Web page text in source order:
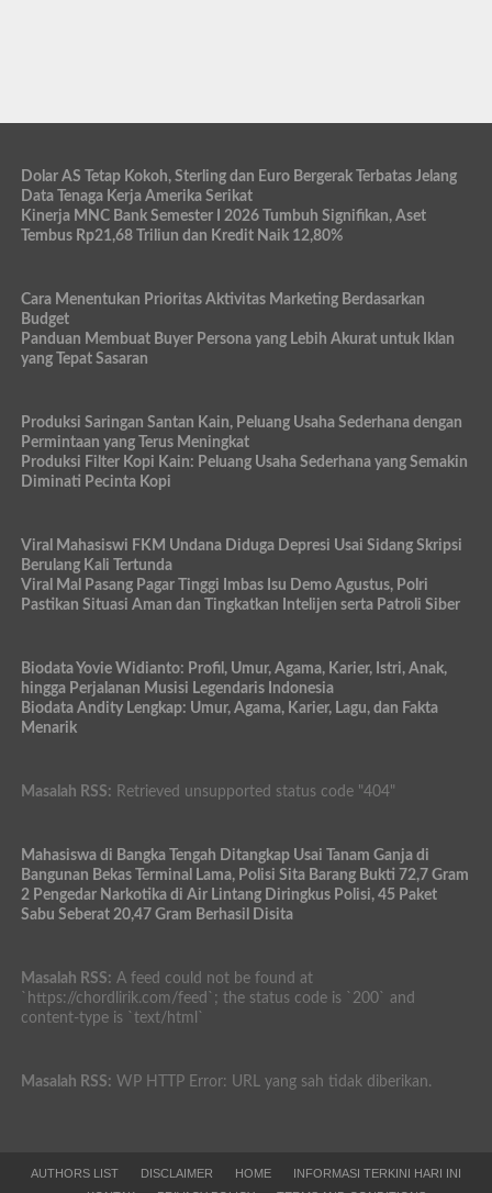
Dolar AS Tetap Kokoh, Sterling dan Euro Bergerak Terbatas Jelang
Data Tenaga Kerja Amerika Serikat
Kinerja MNC Bank Semester I 2026 Tumbuh Signifikan, Aset
Tembus Rp21,68 Triliun dan Kredit Naik 12,80%
Cara Menentukan Prioritas Aktivitas Marketing Berdasarkan
Budget
Panduan Membuat Buyer Persona yang Lebih Akurat untuk Iklan
yang Tepat Sasaran
Produksi Saringan Santan Kain, Peluang Usaha Sederhana dengan
Permintaan yang Terus Meningkat
Produksi Filter Kopi Kain: Peluang Usaha Sederhana yang Semakin
Diminati Pecinta Kopi
Viral Mahasiswi FKM Undana Diduga Depresi Usai Sidang Skripsi
Berulang Kali Tertunda
Viral Mal Pasang Pagar Tinggi Imbas Isu Demo Agustus, Polri
Pastikan Situasi Aman dan Tingkatkan Intelijen serta Patroli Siber
Biodata Yovie Widianto: Profil, Umur, Agama, Karier, Istri, Anak,
hingga Perjalanan Musisi Legendaris Indonesia
Biodata Andity Lengkap: Umur, Agama, Karier, Lagu, dan Fakta
Menarik
Masalah RSS: Retrieved unsupported status code "404"
Mahasiswa di Bangka Tengah Ditangkap Usai Tanam Ganja di
Bangunan Bekas Terminal Lama, Polisi Sita Barang Bukti 72,7 Gram
2 Pengedar Narkotika di Air Lintang Diringkus Polisi, 45 Paket
Sabu Seberat 20,47 Gram Berhasil Disita
Masalah RSS: A feed could not be found at
`https://chordlirik.com/feed`; the status code is `200` and
content-type is `text/html`
Masalah RSS: WP HTTP Error: URL yang sah tidak diberikan.
AUTHORS LIST DISCLAIMER HOME
INFORMASI TERKINI HARI INI